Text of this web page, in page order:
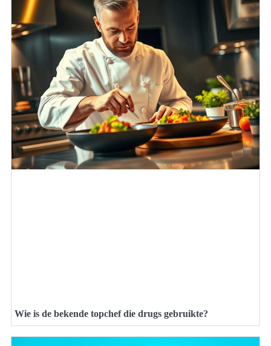
Wie is de bekende topchef die drugs gebruikte?